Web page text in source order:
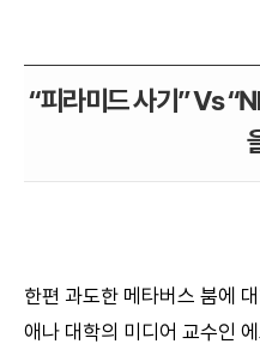
“피라미드 사기” Vs
한편 과도한 메타버스 붐에
애나 대학의 미디어 교수인